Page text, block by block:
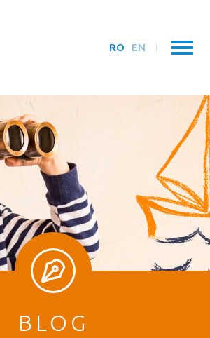
RO EN
BLOG